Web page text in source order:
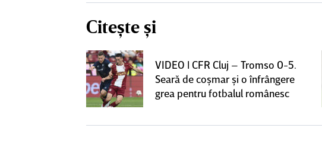
Citește și
VIDEO | CFR Cluj – Tromso 0-5.
Seară de coşmar şi o înfrângere
grea pentru fotbalul românesc